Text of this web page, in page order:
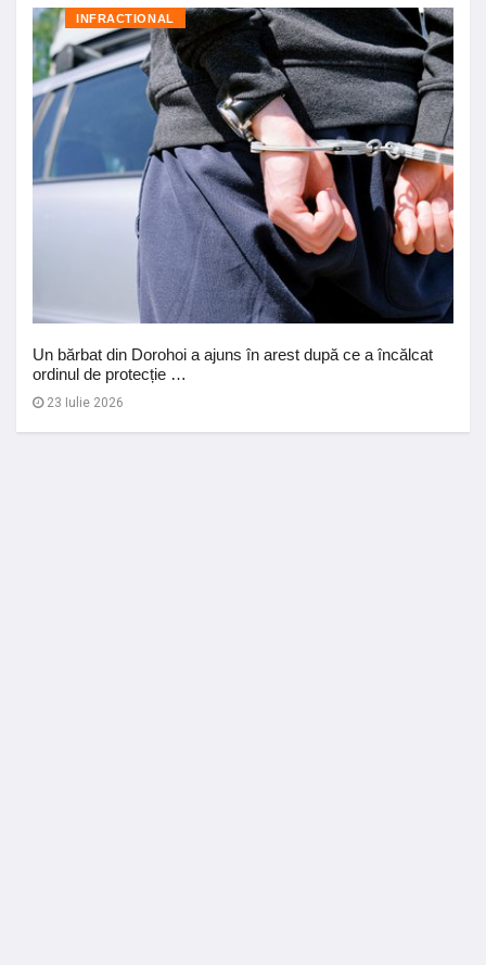
INFRACTIONAL
Un bărbat din Dorohoi a ajuns în arest după ce a încălcat
ordinul de protecție …
23 Iulie 2026